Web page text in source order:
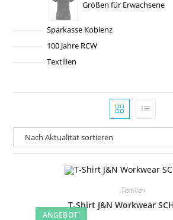
Größen für Erwachsene
Sparkasse Koblenz
100 Jahre RCW
Textilien
ANGEBOT!
Textilien
T-Shirt J&N Workwear